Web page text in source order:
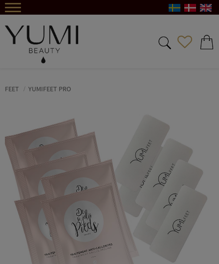
FEET YUMIFEET PRO